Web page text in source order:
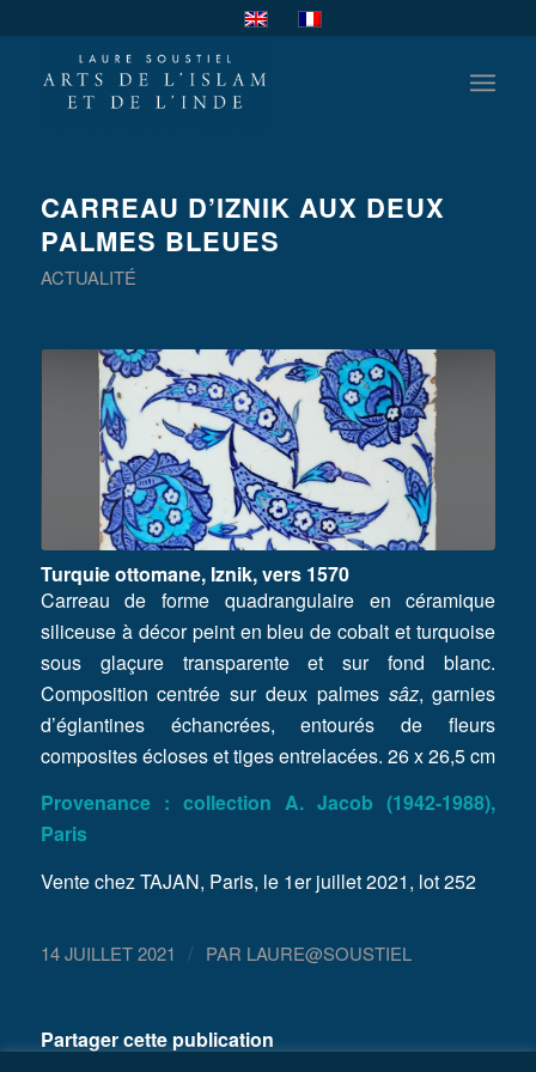
CARREAU D’IZNIK AUX DEUX
PALMES BLEUES
ACTUALITÉ
Turquie ottomane, Iznik, vers 1570
Carreau de forme quadrangulaire en céramique
siliceuse à décor peint en bleu de cobalt et turquoise
sous glaçure transparente et sur fond blanc.
Composition centrée sur deux palmes sâz, garnies
d’églantines échancrées, entourés de fleurs
composites écloses et tiges entrelacées. 26 x 26,5 cm
Provenance : collection A. Jacob (1942-1988),
Paris
Vente chez TAJAN, Paris, le 1er juillet 2021, lot 252
14 JUILLET 2021 / PAR LAURE@SOUSTIEL
Partager cette publication